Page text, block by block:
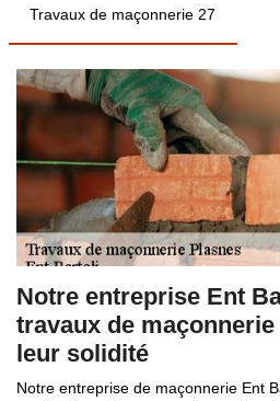
Travaux de maçonnerie 27
Notre entreprise Ent
travaux de
leur solidité
Notre entreprise de maçonnerie Ent